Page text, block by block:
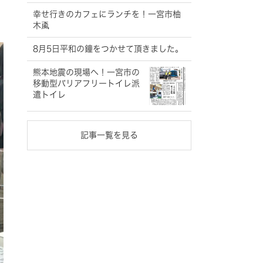
幸せ行きのカフェにランチを！一宮市柚
木颪
8月5日平和の鐘をつかせて頂きました。
熊本地震の現場へ！一宮市の
移動型バリアフリートイレ派
遣トイレ
記事一覧を見る